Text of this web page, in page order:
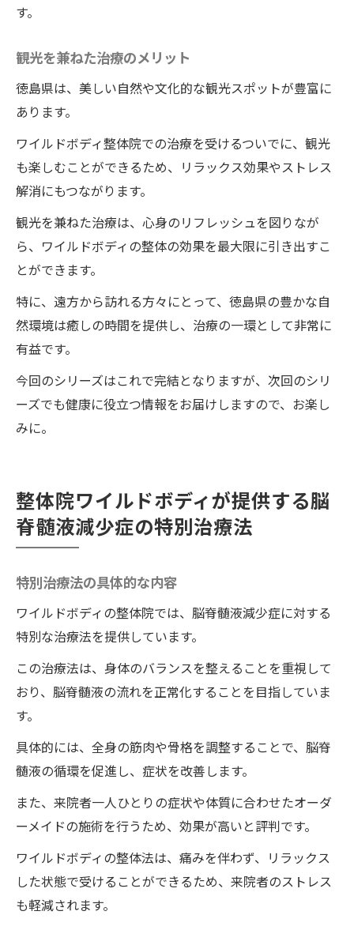
す。
観光を兼ねた治療のメリット
徳島県は、美しい自然や文化的な観光スポットが豊富に
あります。
ワイルドボディ整体院での治療を受けるついでに、観光
も楽しむことができるため、リラックス効果やストレス
解消にもつながります。
観光を兼ねた治療は、心身のリフレッシュを図りなが
ら、ワイルドボディの整体の効果を最大限に引き出すこ
とができます。
特に、遠方から訪れる方々にとって、徳島県の豊かな自
然環境は癒しの時間を提供し、治療の一環として非常に
有益です。
今回のシリーズはこれで完結となりますが、次回のシリ
ーズでも健康に役立つ情報をお届けしますので、お楽し
みに。
整体院ワイルドボディが提供する脳
脊髄液減少症の特別治療法
特別治療法の具体的な内容
ワイルドボディの整体院では、脳脊髄液減少症に対する
特別な治療法を提供しています。
この治療法は、身体のバランスを整えることを重視して
おり、脳脊髄液の流れを正常化することを目指していま
す。
具体的には、全身の筋肉や骨格を調整することで、脳脊
髄液の循環を促進し、症状を改善します。
また、来院者一人ひとりの症状や体質に合わせたオーダ
ーメイドの施術を行うため、効果が高いと評判です。
ワイルドボディの整体法は、痛みを伴わず、リラックス
した状態で受けることができるため、来院者のストレス
も軽減されます。